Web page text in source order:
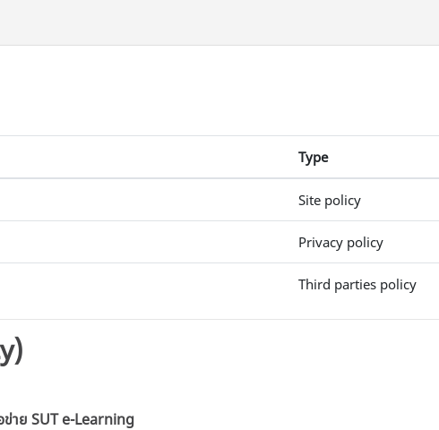
Type
Site policy
Privacy policy
Third parties policy
ข่าย SUT e-Learning